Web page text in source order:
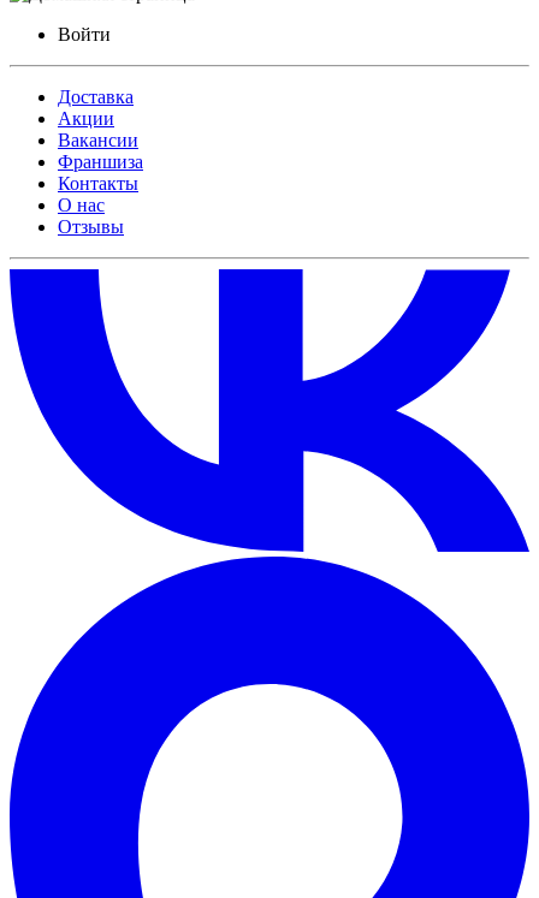
Войти
Доставка
Акции
Вакансии
Франшиза
Контакты
О нас
Отзывы